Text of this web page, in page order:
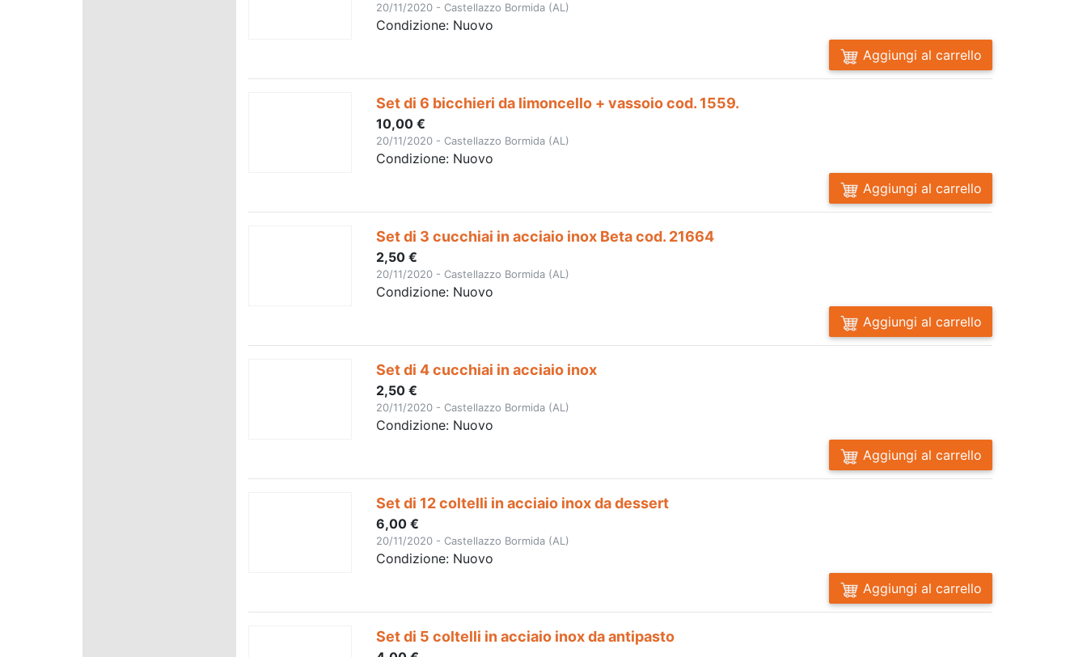
20/11/2020 - Castellazzo Bormida (AL)
Condizione: Nuovo
Aggiungi al carrello
Set di 6 bicchieri da limoncello + vassoio cod. 1559.
10,00 €
20/11/2020 - Castellazzo Bormida (AL)
Condizione: Nuovo
Aggiungi al carrello
Set di 3 cucchiai in acciaio inox Beta cod. 21664
2,50 €
20/11/2020 - Castellazzo Bormida (AL)
Condizione: Nuovo
Aggiungi al carrello
Set di 4 cucchiai in acciaio inox
2,50 €
20/11/2020 - Castellazzo Bormida (AL)
Condizione: Nuovo
Aggiungi al carrello
Set di 12 coltelli in acciaio inox da dessert
6,00 €
20/11/2020 - Castellazzo Bormida (AL)
Condizione: Nuovo
Aggiungi al carrello
Set di 5 coltelli in acciaio inox da antipasto